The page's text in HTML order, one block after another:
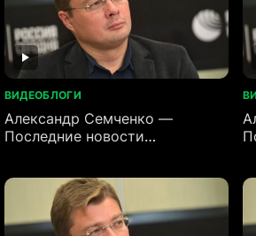
ВИДЕОБЛОГИ
Александр Семченко —
Последние новости